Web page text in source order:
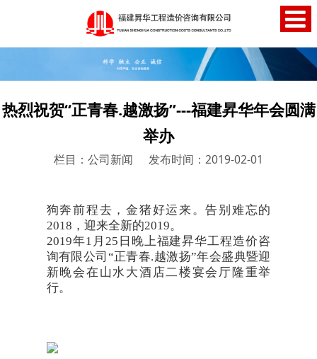
热烈祝贺“正青春.越激扬”---福建昇华年会圆满
举办
栏目：公司新闻 发布时间：2019-02-01
狗奔前程去，金猪好运来。告别难忘的
2018，迎来全新的2019。
2019年1月25日晚上福建昇华工程造价咨
询有限公司“正青春.越激扬”年会盛典暨迎
新晚会在山水大酒店二楼宴会厅隆重举
行。